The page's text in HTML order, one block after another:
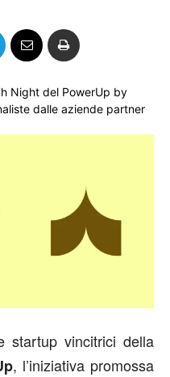
Night del PowerUp by
dalle aziende partner
startup vincitrici della
, l’iniziativa promossa